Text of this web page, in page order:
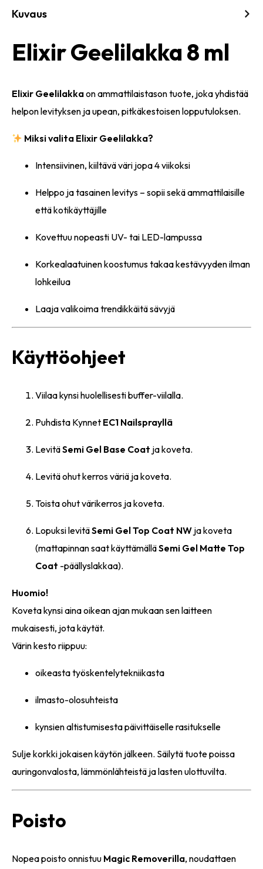
Kuvaus
Elixir Geelilakka 8 ml
Elixir Geelilakkaon ammattilaistason tuote, joka yhdistää
helpon levityksen ja upean, pitkäkestoisen lopputuloksen.
Miksi valita Elixir Geelilakka?
Intensiivinen, kiiltävä väri jopa 4 viikoksi
Helppo ja tasainen levitys – sopii sekä ammattilaisille
että kotikäyttäjille
Kovettuu nopeasti UV- tai LED-lampussa
Korkealaatuinen koostumus takaa kestävyyden ilman
lohkeilua
Laaja valikoima trendikkäitä sävyjä
Käyttöohjeet
Viilaa kynsi huolellisesti buffer-viilalla.
Puhdista Kynnet EC1 Nailsprayllä
LevitäSemi Gel Base Coat ja koveta.
Levitä ohut kerros väriä ja koveta.
Toista ohut värikerros ja koveta.
Lopuksi levitäSemi Gel Top Coat NW ja koveta
(mattapinnan saat käyttämälläSemi Gel Matte Top
Coat -päällyslakkaa).
Huomio!
Koveta kynsi aina oikean ajan mukaan sen laitteen
mukaisesti, jota käytät.
Värin kesto riippuu:
oikeasta työskentelytekniikasta
ilmasto-olosuhteista
kynsien altistumisesta päivittäiselle rasitukselle
Sulje korkki jokaisen käytön jälkeen. Säilytä tuote poissa
auringonvalosta, lämmönlähteistä ja lasten ulottuvilta.
Poisto
Nopea poisto onnistuu Magic Removerilla, noudattaen